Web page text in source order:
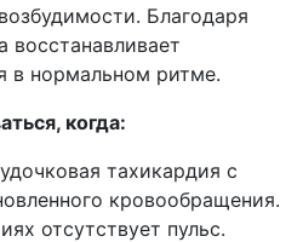
Благодаря
восстанавливает
в нормальном ритме.
когда:
тахикардия с
кровообращения.
отсутствует пульс.